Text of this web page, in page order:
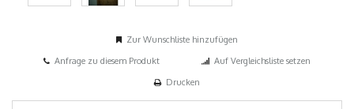
Zur Wunschliste hinzufügen
Anfrage zu diesem Produkt
Auf Vergleichsliste setzen
Drucken